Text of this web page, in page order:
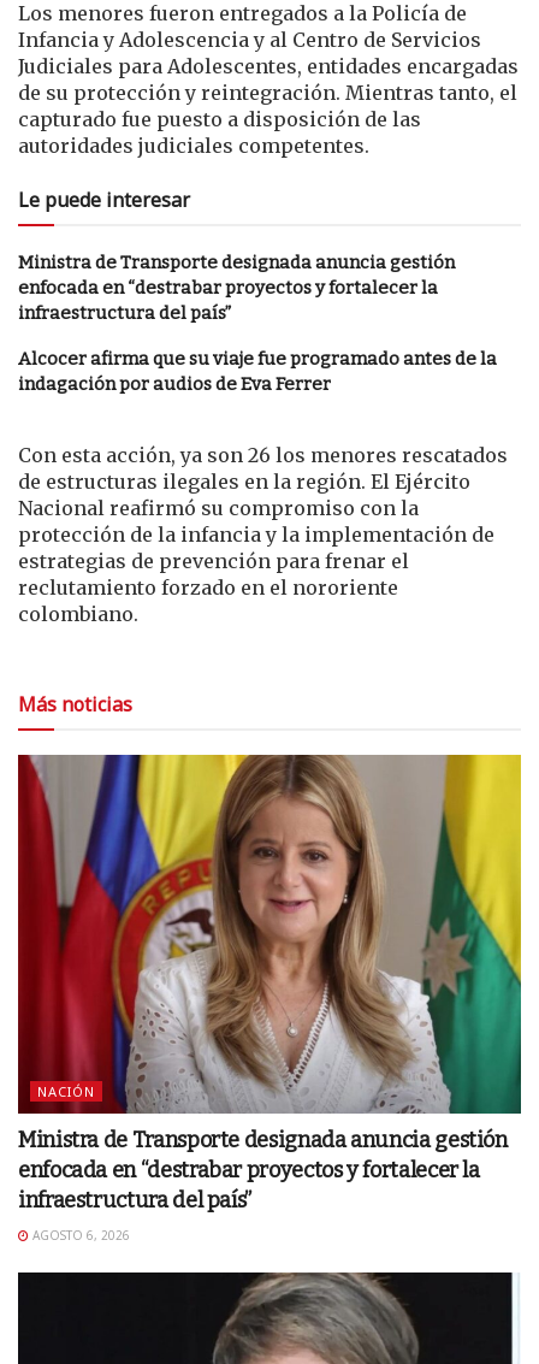
Los menores fueron entregados a la Policía de
Infancia y Adolescencia y al Centro de Servicios
Judiciales para Adolescentes, entidades encargadas
de su protección y reintegración. Mientras tanto, el
capturado fue puesto a disposición de las
autoridades judiciales competentes.
Le puede interesar
Ministra de Transporte designada anuncia gestión
enfocada en “destrabar proyectos y fortalecer la
infraestructura del país”
Alcocer afirma que su viaje fue programado antes de la
indagación por audios de Eva Ferrer
Con esta acción, ya son 26 los menores rescatados
de estructuras ilegales en la región. El Ejército
Nacional reafirmó su compromiso con la
protección de la infancia y la implementación de
estrategias de prevención para frenar el
reclutamiento forzado en el nororiente
colombiano.
Más noticias
NACIÓN
Ministra de Transporte designada anuncia gestión
enfocada en “destrabar proyectos y fortalecer la
infraestructura del país”
AGOSTO 6, 2026